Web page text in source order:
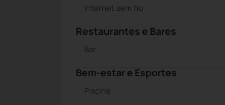
Internet sem fio
Restaurantes e Bares
Bar
Bem-estar e Esportes
Piscina